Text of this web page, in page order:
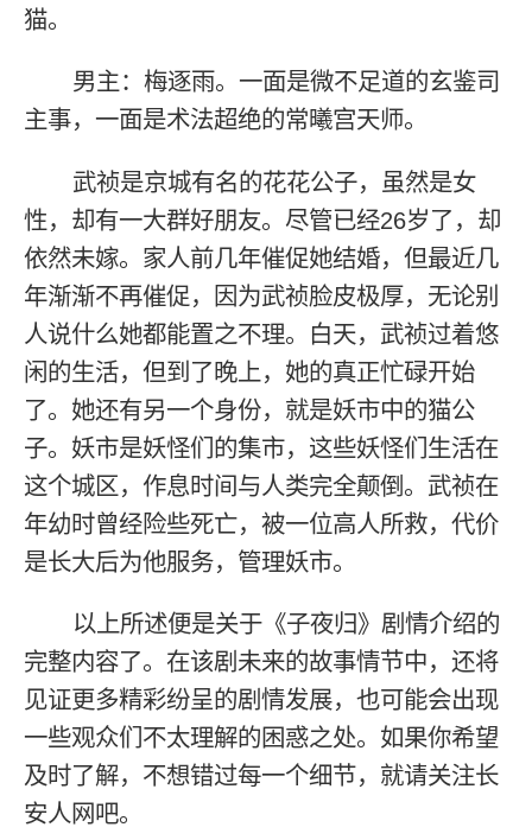
猫。
男主：梅逐雨。一面是微不足道的玄鉴司
主事，一面是术法超绝的常曦宫天师。
武祯是京城有名的花花公子，虽然是女
性，却有一大群好朋友。尽管已经26岁了，却
依然未嫁。家人前几年催促她结婚，但最近几
年渐渐不再催促，因为武祯脸皮极厚，无论别
人说什么她都能置之不理。白天，武祯过着悠
闲的生活，但到了晚上，她的真正忙碌开始
了。她还有另一个身份，就是妖市中的猫公
子。妖市是妖怪们的集市，这些妖怪们生活在
这个城区，作息时间与人类完全颠倒。武祯在
年幼时曾经险些死亡，被一位高人所救，代价
是长大后为他服务，管理妖市。
以上所述便是关于《子夜归》剧情介绍的
完整内容了。在该剧未来的故事情节中，还将
见证更多精彩纷呈的剧情发展，也可能会出现
一些观众们不太理解的困惑之处。如果你希望
及时了解，不想错过每一个细节，就请关注长
安人网吧。